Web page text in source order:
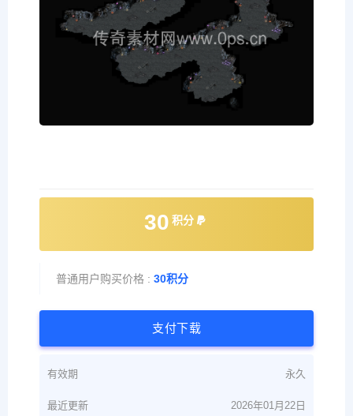
30 积分
普通用户购买价格 : 30积分
支付下载
有效期 永久
最近更新 2026年01月22日